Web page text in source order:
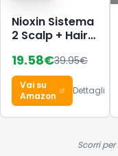
Nioxin Sistema
2 Scalp + Hair
Shampoo
Fortificante
per Capelli
Naturali con
Assottigliamento
con Biotina e
19.58€39.95€
Vai su
Amazon
Dettagli
Scorri